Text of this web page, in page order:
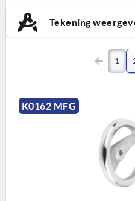
Tekening
1
K0162 MFG